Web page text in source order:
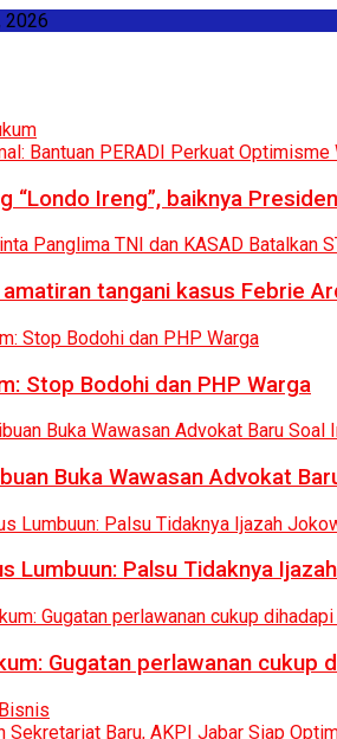
2026
“Londo Ireng”, baiknya
tangani kasus Febrie
Stop Bodohi dan PHP Warga
Buka Wawasan Advokat
Lumbuun: Palsu Tidaknya
Gugatan perlawanan cukup